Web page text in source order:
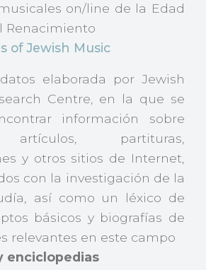
on/line de la Edad
Renacimiento
of Jewish Music
elaborada por Jewish
Centre, en la que se
información sobre
partituras,
y otros sitios de Internet,
con la investigación de la
así como un léxico de
básicos y biografías de
relevantes en este campo
enciclopedias